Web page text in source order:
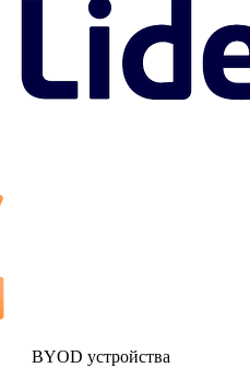
BYOD устройства